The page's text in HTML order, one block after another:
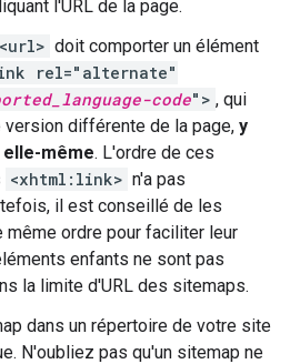
l'URL de la page.
<url> doit comporter un élément
rel="alternate"
code"> , qui
version différente de la page, y
même. L'ordre de ces
<xhtml:link> n'a pas
il est conseillé de les
même ordre pour faciliter leur
enfants ne sont pas
la limite d'URL des sitemaps.
dans un répertoire de votre site
N'oubliez pas qu'un sitemap ne